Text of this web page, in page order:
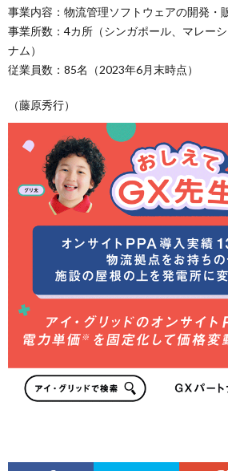
事業内容：物流管理ソフトウェアの開発・
事業所数：4カ所（シンガポール、マレー
ナム）
従業員数：85名（2023年6月末時点）
（藤原秀行）